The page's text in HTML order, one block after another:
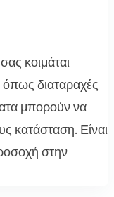
κοιμάται
όπως διαταραχές
μπορούν να
κατάσταση. Είναι
στην